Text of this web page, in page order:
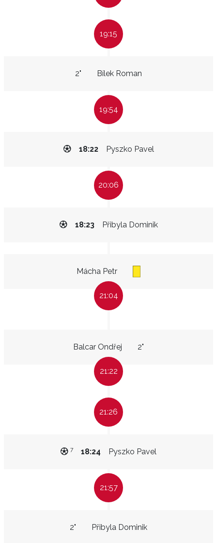
19:15
Bílek Roman
2"
19:54
Pyszko Pavel
18:22
20:06
Přibyla Dominik
18:23
Mácha Petr
21:04
Balcar Ondřej 2"
21:22
21:26
Pyszko Pavel
18:24
7
21:57
Přibyla Dominik
2"